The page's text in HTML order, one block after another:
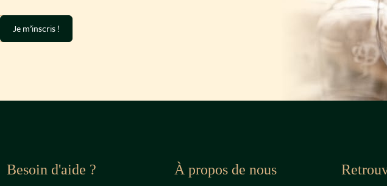
Je m’inscris !
Besoin d'aide ? À propos de nous